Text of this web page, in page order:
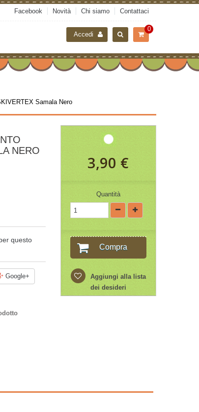
Facebook Novità Chi siamo Contattaci
0
Accedi
Samala Nero
NERO
questo
Google+
3,90 €
Quantità
Compra
Aggiungi alla lista
dei desideri